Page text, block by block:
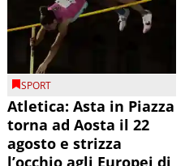
SPORT
Atletica: Asta in Piazza
torna ad Aosta il 22
agosto e strizza
l’occhio agli Europei di